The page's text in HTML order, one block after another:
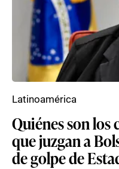
Quiénes son
que juzgan a
de golpe de
Latinoamérica